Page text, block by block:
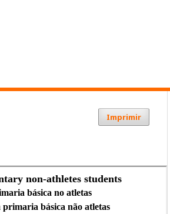
Imprimir